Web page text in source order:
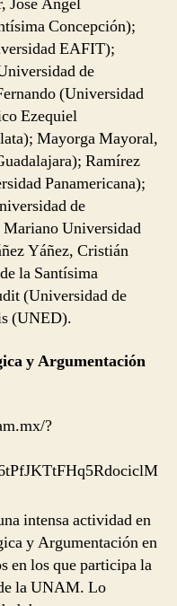
José Ángel
Concepción);
EAFIT);
de
(Universidad
Ezequiel
Mayorga Mayoral,
Ramírez
Panamericana);
de
Mariano Universidad
Yáñez, Cristián
la Santísima
(Universidad de
(UNED).
y Argumentación
?
intensa actividad en
y Argumentación en
en los que participa la
la UNAM. Lo